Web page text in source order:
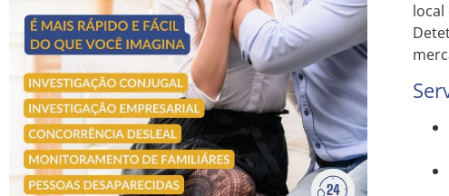
local